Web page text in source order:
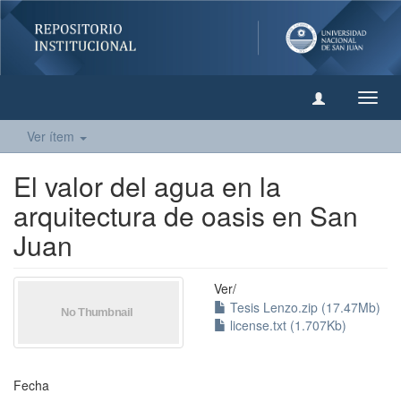
Ver ítem
El valor del agua en la
arquitectura de oasis en San
Juan
Ver/
Tesis Lenzo.zip (17.47Mb)
license.txt (1.707Kb)
Fecha